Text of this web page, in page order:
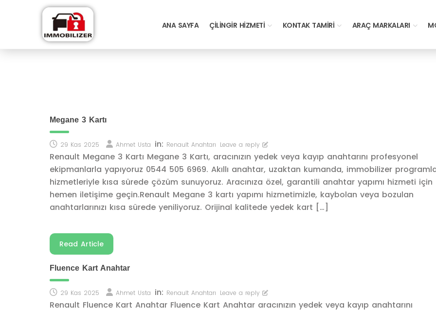
ANA SAYFA ÇILINGIR HIZMETI KONTAK TAMIRI ARAÇ MARKALARI
Megane 3 Kartı
29 Kas 2025 Ahmet Usta in: Renault Anahtarı Leave a reply
Renault Megane 3 Kartı Megane 3 Kartı, aracınızın yedek veya kayıp anahtarını profesyonel
ekipmanlarla yapıyoruz 0544 505 6969. Akıllı anahtar, uzaktan kumanda, immobilizer
hizmetleriyle kısa sürede çözüm sunuyoruz. Aracınıza özel, garantili anahtar yapımı hizmeti için
hemen iletişime geçin.Renault Megane 3 kartı yapımı hizmetimizle, kaybolan veya bozulan
anahtarlarınızı kısa sürede yeniliyoruz. Orijinal kalitede yedek kart […]
Read Article
Fluence Kart Anahtar
29 Kas 2025 Ahmet Usta in: Renault Anahtarı Leave a reply
Renault Fluence Kart Anahtar Fluence Kart Anahtar aracınızın yedek veya kayıp anahtarını